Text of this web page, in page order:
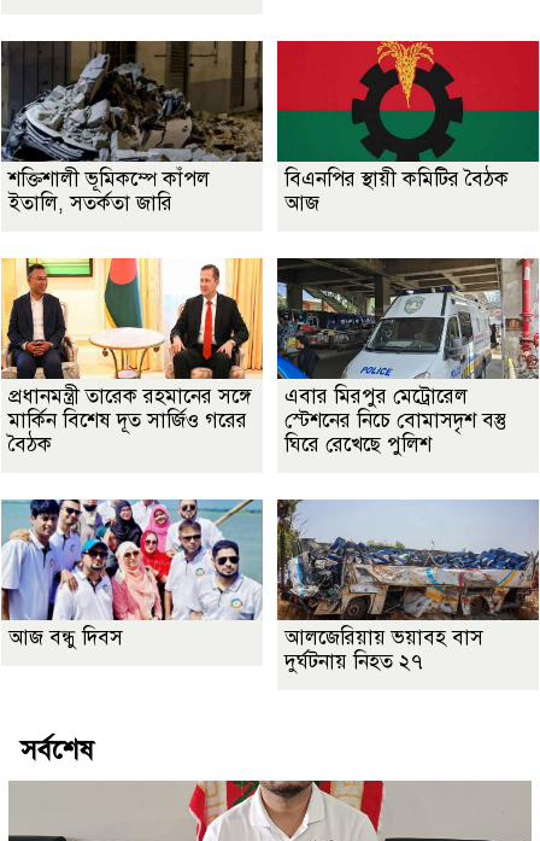
শক্তিশালী ভূমিকম্পে কাঁপল
ইতালি, সতর্কতা জারি
বিএনপির স্থায়ী কমিটির বৈঠক
আজ
প্রধানমন্ত্রী তারেক রহমানের সঙ্গে
মার্কিন বিশেষ দূত সার্জিও গরের
বৈঠক
এবার মিরপুর মেট্রোরেল
স্টেশনের নিচে বোমাসদৃশ বস্তু
ঘিরে রেখেছে পুলিশ
আজ বন্ধু দিবস
আলজেরিয়ায় ভয়াবহ বাস
দুর্ঘটনায় নিহত ২৭
সর্বশেষ